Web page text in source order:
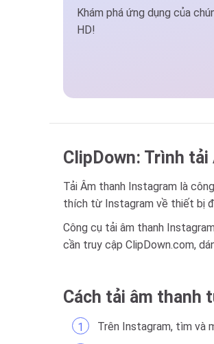
Khám phá ứng dụng của
HD!
ClipDown: Trình
Tải Âm thanh Instagram là
thích từ Instagram về thiết bị
Công cụ tải âm thanh
cần truy cập ClipDown.com,
Cách tải âm thanh
Trên Instagram, tìm và